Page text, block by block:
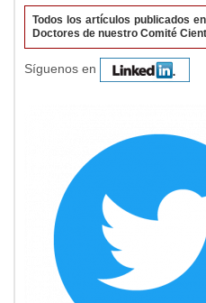
Todos los artículos publicados
Doctores de nuestro Comité
Síguenos en